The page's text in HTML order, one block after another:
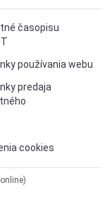
časopisu
používania webu
predaja
cookies